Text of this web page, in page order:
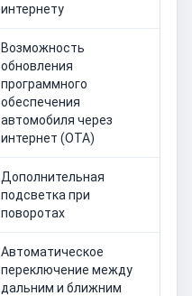
интернету
Возможность
обновления
программного
обеспечения
автомобиля через
интернет (OTA)
Дополнительная
подсветка при
поворотах
Автоматическое
переключение между
дальним и ближним